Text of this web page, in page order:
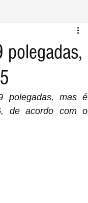
polegadas, mas é
de acordo com o